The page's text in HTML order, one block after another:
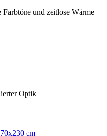
und zeitlose Wärme
Optik